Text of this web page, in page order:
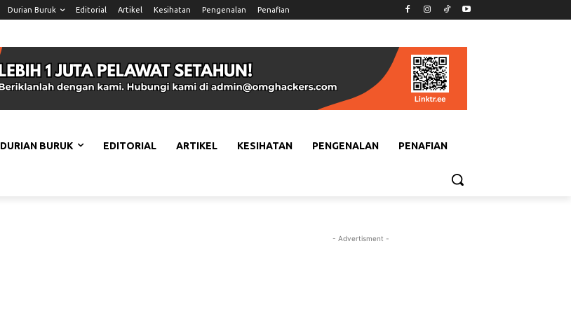
Durian Buruk Editorial Artikel Kesihatan Pengenalan Penafian
DURIAN BURUK EDITORIAL ARTIKEL KESIHATAN PENGENALAN PENAFIAN
- Advertisment -